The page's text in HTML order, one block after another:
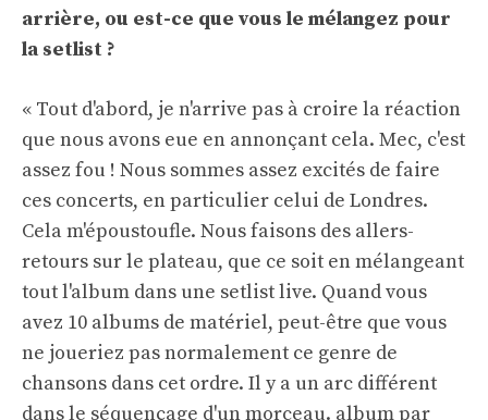
arrière, ou est-ce que vous le mélangez pour
la setlist ?
« Tout d'abord, je n'arrive pas à croire la réaction
que nous avons eue en annonçant cela. Mec, c'est
assez fou ! Nous sommes assez excités de faire
ces concerts, en particulier celui de Londres.
Cela m'époustoufle. Nous faisons des allers-
retours sur le plateau, que ce soit en mélangeant
tout l'album dans une setlist live. Quand vous
avez 10 albums de matériel, peut-être que vous
ne joueriez pas normalement ce genre de
chansons dans cet ordre. Il y a un arc différent
dans le séquençage d'un morceau. album par